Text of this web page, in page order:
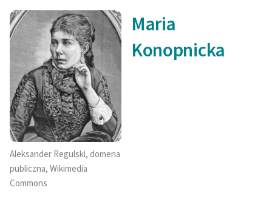
Aleksander Regulski, domena
publiczna, Wikimedia
Commons
Maria
Konopnicka